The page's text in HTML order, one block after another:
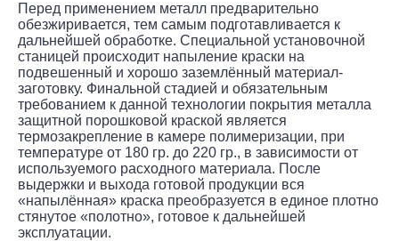
Перед применением металл предварительно
обезжиривается, тем самым подготавливается к
дальнейшей обработке. Специальной установочной
станицей происходит напыление краски на
подвешенный и хорошо заземлённый материал-
заготовку. Финальной стадией и обязательным
требованием к данной технологии покрытия металла
защитной порошковой краской является
термозакрепление в камере полимеризации, при
температуре от 180 гр. до 220 гр., в зависимости от
используемого расходного материала. После
выдержки и выхода готовой продукции вся
«напылённая» краска преобразуется в единое плотно
стянутое «полотно», готовое к дальнейшей
эксплуатации.